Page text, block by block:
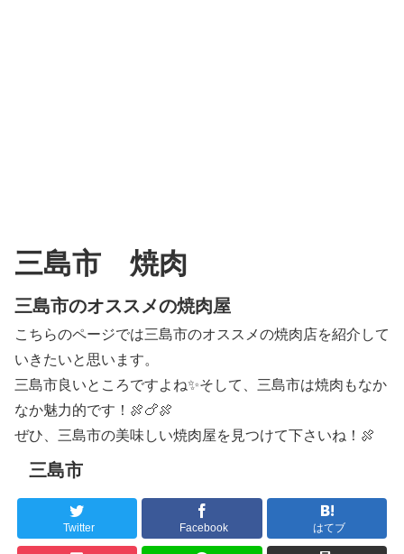
三島市 焼肉
三島市のオススメの焼肉屋
こちらのページでは三島市のオススメの焼肉店を紹介して
いきたいと思います。
三島市良いところですよね✨そして、三島市は焼肉もなか
なか魅力的です！🍖🍗🍖
ぜひ、三島市の美味しい焼肉屋を見つけて下さいね！🍖
三島市
Twitter Facebook はてブ